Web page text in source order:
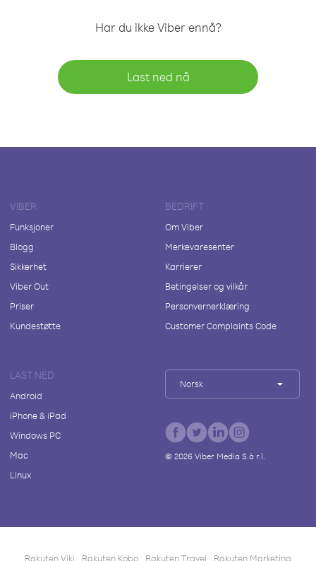
Har du ikke Viber ennå?
Last ned nå
VIBER
Funksjoner
Blogg
Sikkerhet
Viber Out
Priser
Kundestøtte
BEDRIFT
Om Viber
Merkevaresenter
Karrierer
Betingelser og vilkår
Personvernerklæring
Customer Complaints Code
LAST NED
Android
iPhone & iPad
Windows PC
Mac
Linux
Norsk
© 2026Viber Media S.à r.l.
Rakuten Viki Rakuten Kobo Rakuten Travel Rakuten Marketing